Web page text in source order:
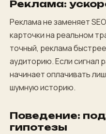
Реклама:
Реклама не заменяет
карточки на реальном
точный, реклама
аудиторию. Если сигнал
начинает оплачивать
шумную историю.
Поведение:
гипотезы